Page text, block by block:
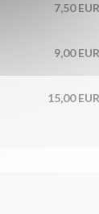
7,50 EUR
9,00 EUR
15,00 EUR